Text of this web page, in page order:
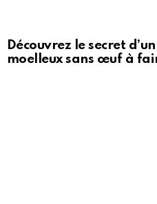
Découvrez le secret
moelleux sans œuf à